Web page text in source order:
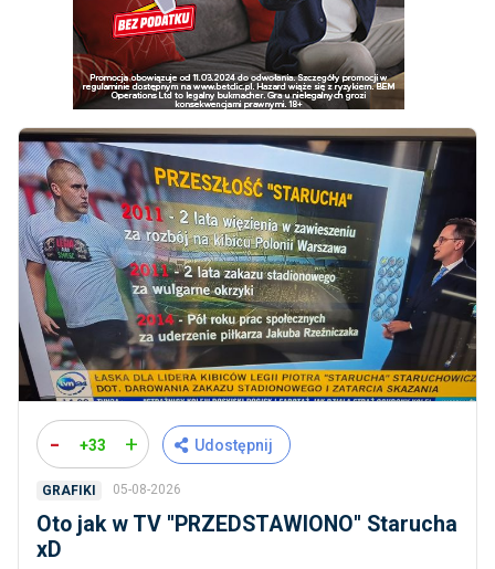
- +33 + Udostępnij
GRAFIKI 05-08-2026
Oto jak w TV ''PRZEDSTAWIONO'' Starucha
xD